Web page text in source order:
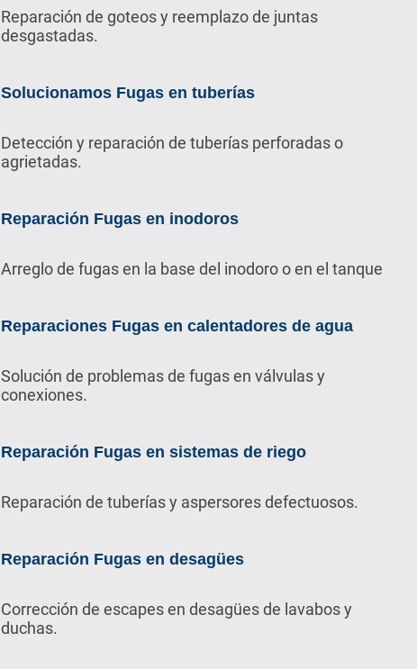
Reparación de goteos y reemplazo de juntas
desgastadas.
Solucionamos Fugas en tuberías
Detección y reparación de tuberías perforadas o
agrietadas.
Reparación Fugas en inodoros
Arreglo de fugas en la base del inodoro o en el tanque
Reparaciones Fugas en calentadores de agua
Solución de problemas de fugas en válvulas y
conexiones.
Reparación Fugas en sistemas de riego
Reparación de tuberías y aspersores defectuosos.
Reparación Fugas en desagües
Corrección de escapes en desagües de lavabos y
duchas.